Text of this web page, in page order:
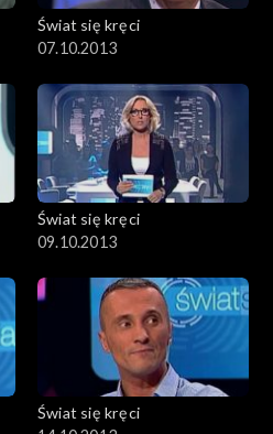
Świat się kręci
07.10.2013
Świat się kręci
09.10.2013
Świat się kręci